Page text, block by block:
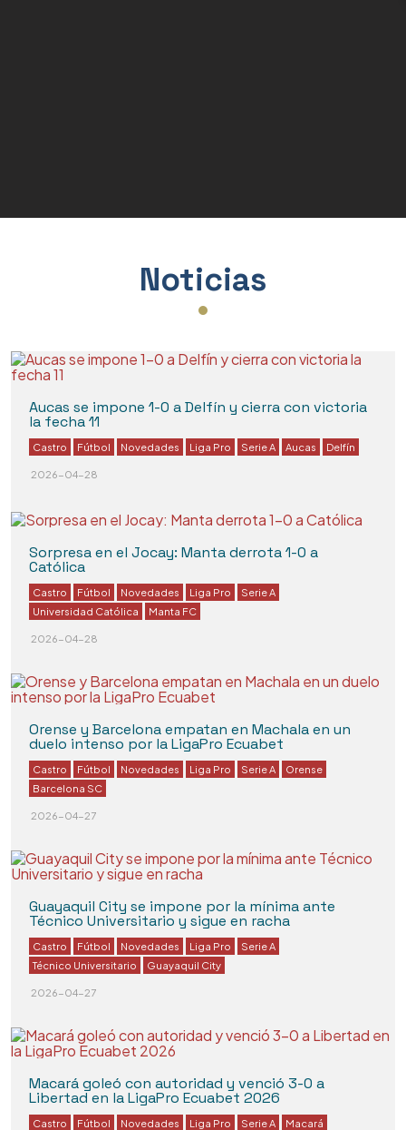
Noticias
Aucas se impone 1-0 a Delfín y cierra con victoria
la fecha 11
Castro Fútbol Novedades Liga Pro Serie A Aucas Delfín
2026-04-28
Sorpresa en el Jocay: Manta derrota 1-0 a
Católica
Castro Fútbol Novedades Liga Pro
Serie A
Universidad Católica
Manta FC
2026-04-28
Orense y Barcelona empatan en Machala en un
duelo intenso por la LigaPro Ecuabet
Castro Fútbol Novedades Liga Pro Serie A
Orense
Barcelona SC
2026-04-27
Guayaquil City se impone por la mínima ante
Técnico Universitario y sigue en racha
Castro Fútbol Novedades Liga Pro
Serie A
Técnico Universitario
Guayaquil City
2026-04-27
Macará goleó con autoridad y venció 3-0 a
Libertad en la LigaPro Ecuabet 2026
Castro Fútbol Novedades Liga Pro Serie A
Macará